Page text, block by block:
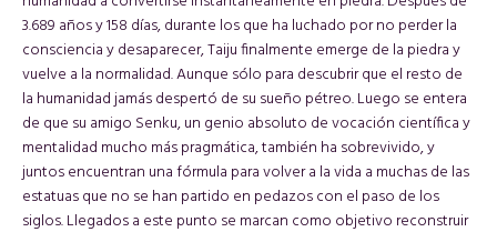
3.689 años y 158 días, durante los que ha luchado por no perder la
consciencia y desaparecer, Taiju finalmente emerge de la piedra y
vuelve a la normalidad. Aunque sólo para descubrir que el resto de
la humanidad jamás despertó de su sueño pétreo. Luego se entera
de que su amigo Senku, un genio absoluto de vocación científica y
mentalidad mucho más pragmática, también ha sobrevivido, y
juntos encuentran una fórmula para volver a la vida a muchas de las
estatuas que no se han partido en pedazos con el paso de los
siglos. Llegados a este punto se marcan como objetivo reconstruir